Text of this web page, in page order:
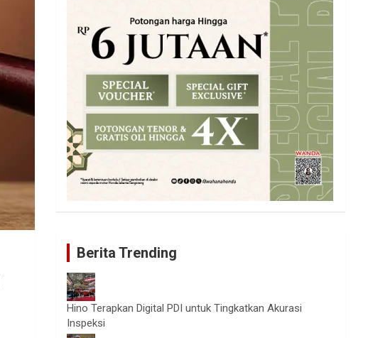
Berita Trending
Hino Terapkan Digital PDI untuk Tingkatkan Akurasi
Inspeksi